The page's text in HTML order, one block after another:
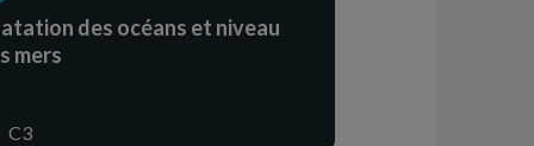
des océans et niveau
mers
C3